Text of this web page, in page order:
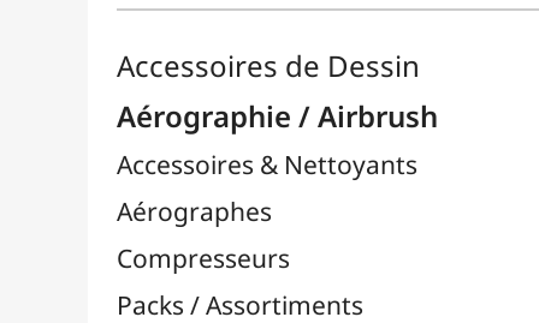
Compresseurs
Packs / Assortiments
Peintures
Body-Paint / Maquillage
Céramique / Poterie
Chevalets & Accrochage
Enfants / Scolaire